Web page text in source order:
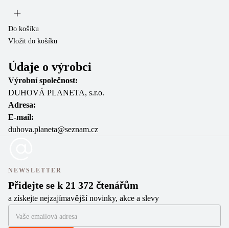
Do košíku
Vložit do košíku
Údaje o výrobci
Výrobní společnost:
DUHOVÁ PLANETA, s.r.o.
Adresa:
E-mail:
duhova.planeta@seznam.cz
NEWSLETTER
Přidejte se k 21 372 čtenářům
a získejte nejzajímavější novinky, akce a slevy